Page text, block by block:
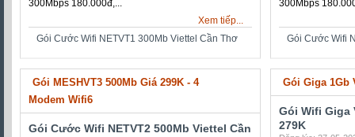
Gói MESHVT1 300Mb Giá 210K - 2
Modem Wifi6
Gói Cước Wifi NETVT2 500Mb Viettel Cần
Thơ
Đăng lúc: 03-04-2025 02:12:24 AM - Đã xem: 4282 - Phản
✅ ‎Viettel Cần Thơ ra mắt gói
Gói
Modem Wifi6
Gói Cước
Thơ
Đăng lúc: 03-04-
hồi: 0